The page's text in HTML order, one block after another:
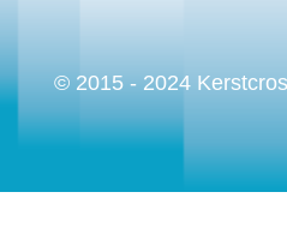
© 2015 - 2024